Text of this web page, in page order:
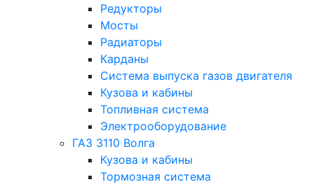
Редукторы
Мосты
Радиаторы
Карданы
Система выпуска газов двигателя
Кузова и кабины
Топливная система
Электрооборудование
ГАЗ 3110 Волга
Кузова и кабины
Тормозная система